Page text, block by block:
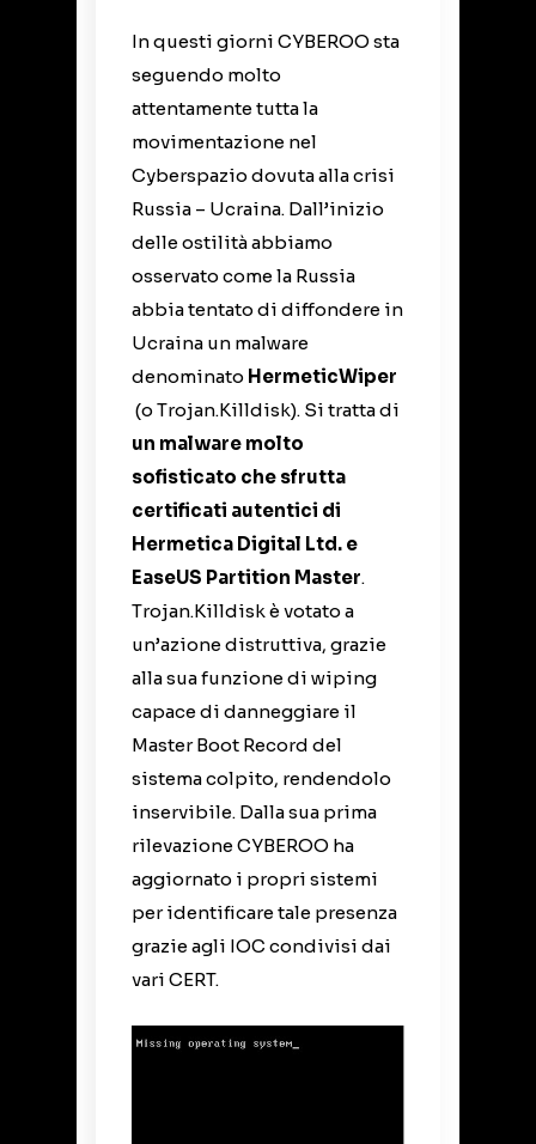
In questi giorni CYBEROO sta
seguendo molto
attentamente tutta la
movimentazione nel
Cyberspazio dovuta alla crisi
Russia – Ucraina. Dall’inizio
delle ostilità abbiamo
osservato come la Russia
abbia tentato di diffondere in
Ucraina un malware
denominato HermeticWiper
(o Trojan.Killdisk). Si tratta di
un malware molto
sofisticato che sfrutta
certificati autentici di
Hermetica Digital Ltd. e
EaseUS Partition Master.
Trojan.Killdisk è votato a
un’azione distruttiva, grazie
alla sua funzione di wiping
capace di danneggiare il
Master Boot Record del
sistema colpito, rendendolo
inservibile. Dalla sua prima
rilevazione CYBEROO ha
aggiornato i propri sistemi
per identificare tale presenza
grazie agli IOC condivisi dai
vari CERT.